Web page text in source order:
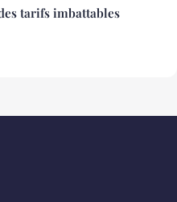
tarifs imbattables